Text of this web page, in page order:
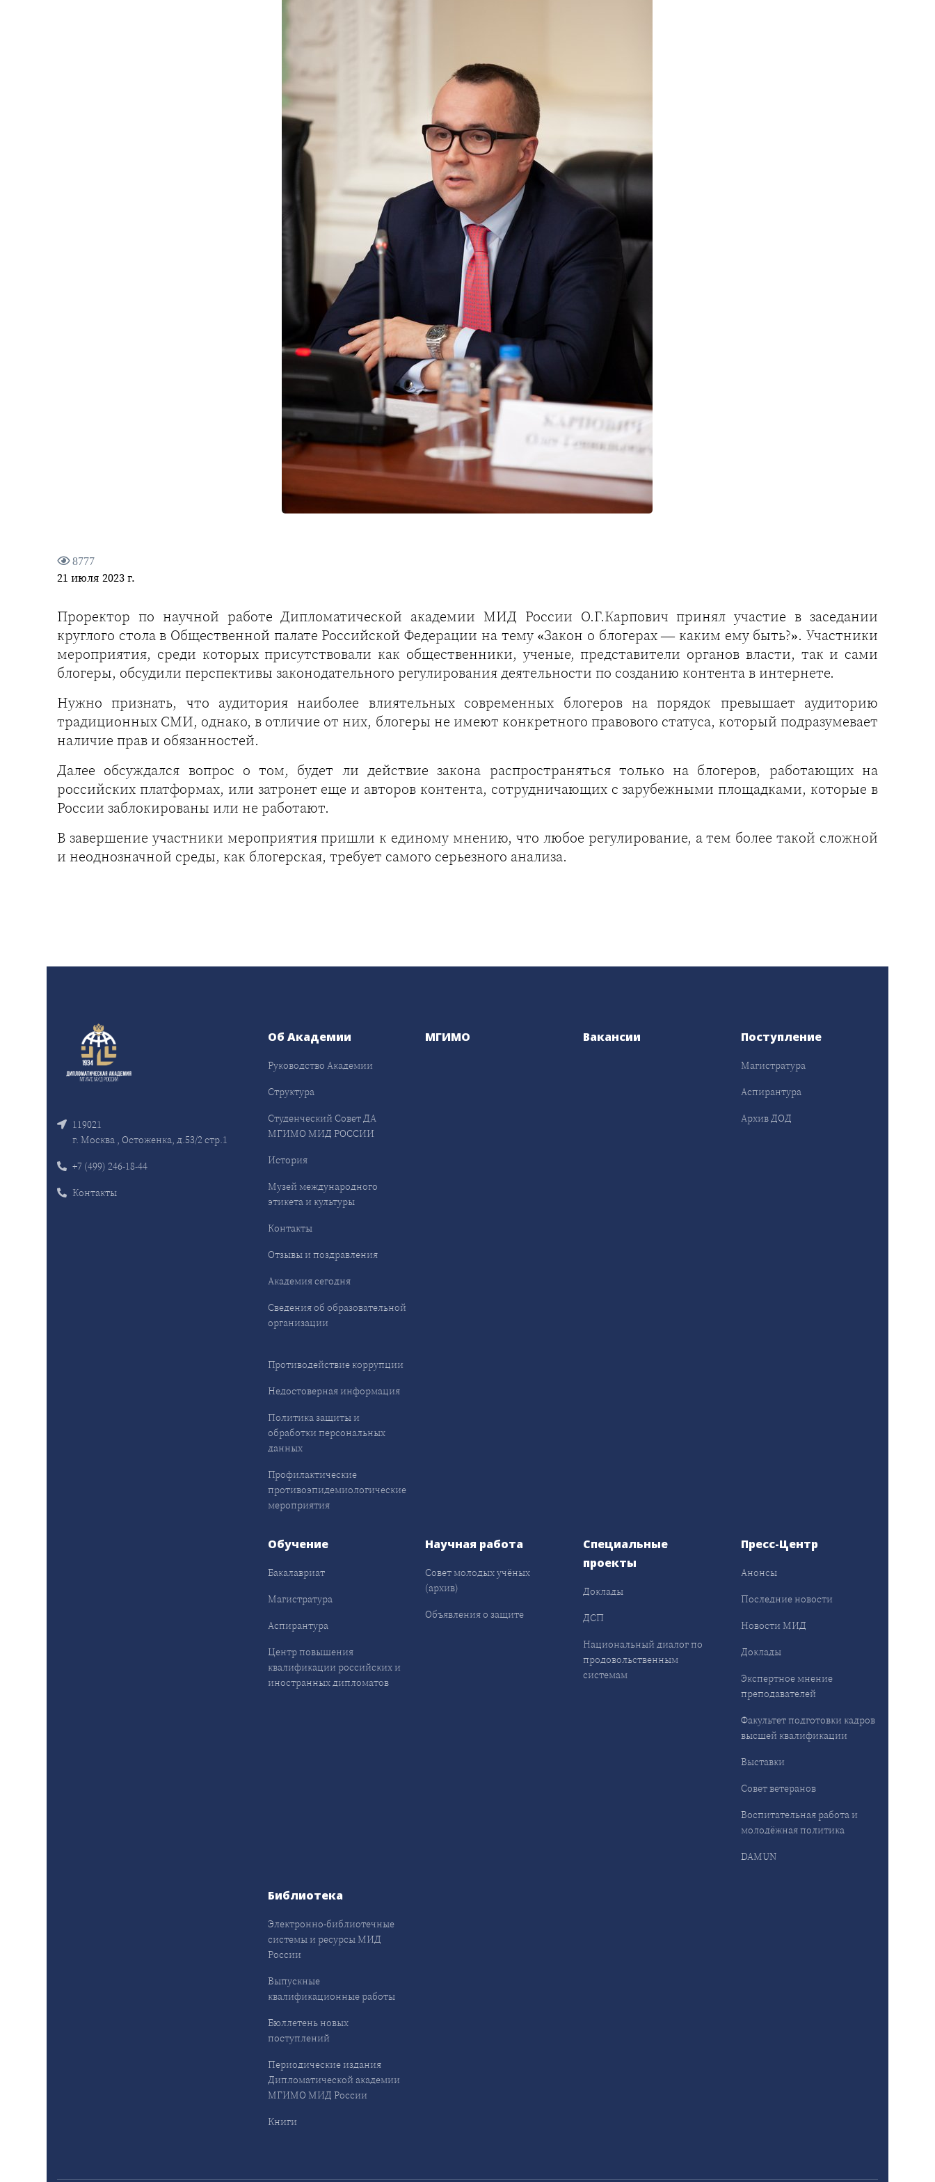
8777
21 июля 2023 г.
Проректор по научной работе Дипломатической академии МИД России О.Г.Карпович принял участие в заседании
круглого стола в Общественной палате Российской Федерации на тему «Закон о блогерах — каким ему быть?». Участники
мероприятия, среди которых присутствовали как общественники, ученые, представители органов власти, так и сами
блогеры, обсудили перспективы законодательного регулирования деятельности по созданию контента в интернете.
Нужно признать, что аудитория наиболее влиятельных современных блогеров на порядок превышает аудиторию
традиционных СМИ, однако, в отличие от них, блогеры не имеют конкретного правового статуса, который подразумевает
наличие прав и обязанностей.
Далее обсуждался вопрос о том, будет ли действие закона распространяться только на блогеров, работающих на
российских платформах, или затронет еще и авторов контента, сотрудничающих с зарубежными площадками, которые в
России заблокированы или не работают.
В завершение участники мероприятия пришли к единому мнению, что любое регулирование, а тем более такой сложной
и неоднозначной среды, как блогерская, требует самого серьезного анализа.
119021
г. Москва , Остоженка, д.53/2 стр.1
+7 (499) 246-18-44
Контакты
Об Академии
Руководство Академии
Структура
Студенческий Совет ДА
МГИМО МИД РОССИИ
История
Музей международного
этикета и культуры
Контакты
Отзывы и поздравления
Академия сегодня
Сведения об образовательной
организации
Противодействие коррупции
Недостоверная информация
Политика защиты и
обработки персональных
данных
Профилактические
противоэпидемиологические
мероприятия
МГИМО Вакансии Поступление
Магистратура
Аспирантура
Архив ДОД
Обучение
Бакалавриат
Магистратура
Аспирантура
Центр повышения
квалификации российских и
иностранных дипломатов
Научная работа
Совет молодых учёных
(архив)
Объявления о защите
Специальные
проекты
Доклады
ДСП
Национальный диалог по
продовольственным
системам
Пресс-Центр
Анонсы
Последние новости
Новости МИД
Доклады
Экспертное мнение
преподавателей
Факультет подготовки кадров
высшей квалификации
Выставки
Совет ветеранов
Воспитательная работа и
молодёжная политика
DAMUN
Библиотека
Электронно-библиотечные
системы и ресурсы МИД
России
Выпускные
квалификационные работы
Бюллетень новых
поступлений
Периодические издания
Дипломатической академии
МГИМО МИД России
Книги